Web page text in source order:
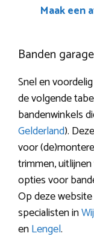
Maak een
Banden
Snel en
de volgende
bandenwinkels
Gelderland).
voor
trimmen,
opties voor
Op deze
specialisten in
enLengel.